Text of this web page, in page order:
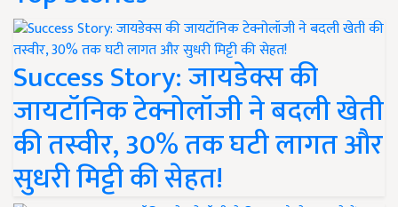
Success Story: जायडेक्स की
जायटॉनिक टेक्नोलॉजी ने बदली खेती
की तस्वीर, 30% तक घटी लागत और
सुधरी मिट्टी की सेहत!